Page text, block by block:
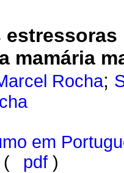
mamária
Rocha;
em
(
pdf )